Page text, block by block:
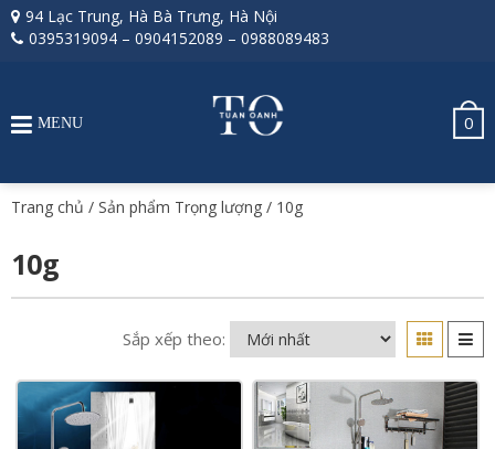
94 Lạc Trung, Hà Bà Trưng, Hà Nội
0395319094 – 0904152089 – 0988089483
0
MENU
Trang chủ / Sản phẩm Trọng lượng / 10g
10g
Sắp xếp theo: